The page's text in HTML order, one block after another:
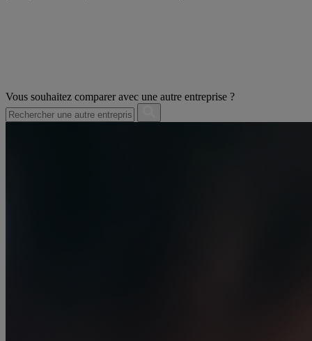
Vous souhaitez comparer avec une autre entreprise ?